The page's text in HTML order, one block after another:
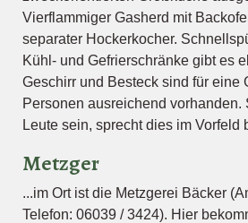
Vierflammiger Gasherd mit
separater Hockerkocher.
Kühl- und Gefrierschränke gibt es
Geschirr und Besteck sind für eine
Personen ausreichend vorhanden.
Leute sein, sprecht dies im Vorfeld
Metzger
...im Ort ist die Metzgerei Bäcker
Telefon: 06039 / 3424). Hier